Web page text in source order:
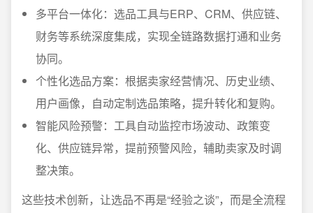
多平台一体化：选品工具与ERP、CRM、供应链、
财务等系统深度集成，实现全链路数据打通和业务
协同。
个性化选品方案：根据卖家经营情况、历史业绩、
用户画像，自动定制选品策略，提升转化和复购。
智能风险预警：工具自动监控市场波动、政策变
化、供应链异常，提前预警风险，辅助卖家及时调
整决策。
这些技术创新，让选品不再是“经验之谈”，而是全流程